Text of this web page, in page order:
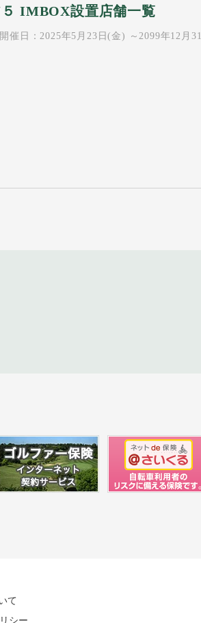
５ IMBOX設置店舗一覧
催日：2025年5月23日(金) ～2099年12月
て
シー